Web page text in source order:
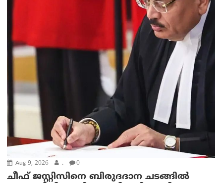
Aug 9, 2026 . 0
ചീഫ് ജസ്റ്റിസിനെ ബിരുദദാന ചടങ്ങില്‍